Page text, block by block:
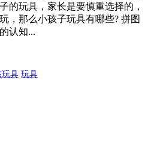
的玩具，家长是要慎重选择的，
，那么小孩子玩具有哪些? 拼图
认知...
玩具 玩具